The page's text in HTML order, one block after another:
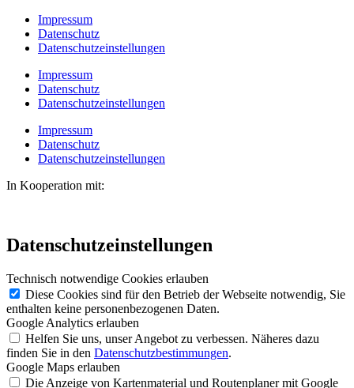
Impressum
Datenschutz
Datenschutzeinstellungen
Impressum
Datenschutz
Datenschutzeinstellungen
Impressum
Datenschutz
Datenschutzeinstellungen
In Kooperation mit:
Datenschutzeinstellungen
Technisch notwendige Cookies erlauben
Diese Cookies sind für den Betrieb der Webseite notwendig, Sie
enthalten keine personenbezogenen Daten.
Google Analytics erlauben
Helfen Sie uns, unser Angebot zu verbessen. Näheres dazu
finden Sie in den Datenschutzbestimmungen.
Google Maps erlauben
Die Anzeige von Kartenmaterial und Routenplaner mit Google